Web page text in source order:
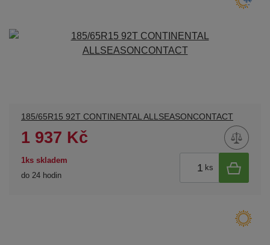
185/65R15 92T CONTINENTAL ALLSEASONCONTACT
1 937 Kč
1ks skladem
do 24 hodin
ks